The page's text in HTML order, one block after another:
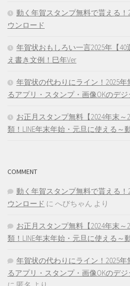
動く年賀スタンプ無料で貰える！
ウンロード
年賀状おもしろい一言2025年【
え書き文例！巳年Ver
年賀状の代わりにライン！2025
るアプリ・スタンプ・画像OKのデ
お正月スタンプ無料【2024年末
類！LINE年末年始・元旦に使える～
COMMENT
動く年賀スタンプ無料で貰える！
ウンロード に へびちゃん より
お正月スタンプ無料【2024年末
類！LINE年末年始・元旦に使える～
年賀状の代わりにライン！2025
るアプリ・スタンプ・画像OKのデ